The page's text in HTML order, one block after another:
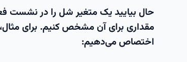
حال بیایید یک متغیر شل را در نشست
مقداری برای آن مشخص کنیم. برای
اختصاص می‌دهیم: